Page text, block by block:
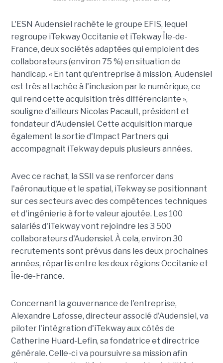
L'ESN Audensiel rachète le groupe EFIS, lequel
regroupe iTekway Occitanie et iTekway Île-de-
France, deux sociétés adaptées qui emploient des
collaborateurs (environ 75 %) en situation de
handicap. « En tant qu'entreprise à mission, Audensiel
est très attachée à l'inclusion par le numérique, ce
qui rend cette acquisition très différenciante »,
souligne d'ailleurs Nicolas Pacault, président et
fondateur d'Audensiel. Cette acquisition marque
également la sortie d'Impact Partners qui
accompagnait iTekway depuis plusieurs années.
Avec ce rachat, la SSII va se renforcer dans
l'aéronautique et le spatial, iTekway se positionnant
sur ces secteurs avec des compétences techniques
et d'ingénierie à forte valeur ajoutée. Les 100
salariés d'iTekway vont rejoindre les 3 500
collaborateurs d'Audensiel. À cela, environ 30
recrutements sont prévus dans les deux prochaines
années, répartis entre les deux régions Occitanie et
Île-de-France.
Concernant la gouvernance de l'entreprise,
Alexandre Lafosse, directeur associé d'Audensiel, va
piloter l'intégration d'iTekway aux côtés de
Catherine Huard-Lefin, sa fondatrice et directrice
générale. Celle-ci va poursuivre sa mission afin